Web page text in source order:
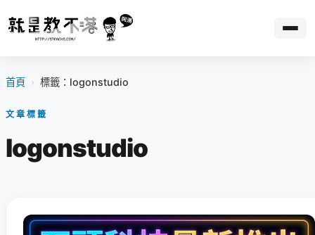
首頁 › 標籤：logonstudio
文章標籤
logonstudio